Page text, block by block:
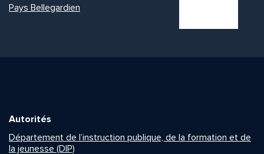
Pays Bellegardien
Autorités
Département de l’instruction publique, de la formation et de
la jeunesse (DIP)